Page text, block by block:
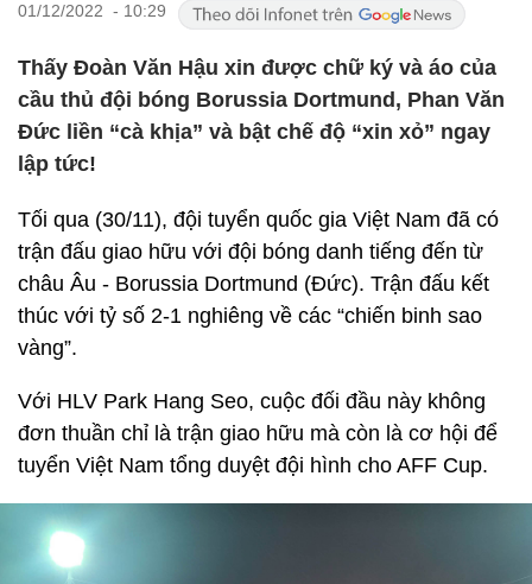
01/12/2022 - 10:29
Thấy Đoàn Văn Hậu xin được chữ ký và áo của
cầu thủ đội bóng Borussia Dortmund, Phan Văn
Đức liền “cà khịa” và bật chế độ “xin xỏ” ngay
lập tức!
Tối qua (30/11), đội tuyển quốc gia Việt Nam đã có
trận đấu giao hữu với đội bóng danh tiếng đến từ
châu Âu - Borussia Dortmund (Đức). Trận đấu kết
thúc với tỷ số 2-1 nghiêng về các “chiến binh sao
vàng”.
Với HLV Park Hang Seo, cuộc đối đầu này không
đơn thuần chỉ là trận giao hữu mà còn là cơ hội để
tuyển Việt Nam tổng duyệt đội hình cho AFF Cup.